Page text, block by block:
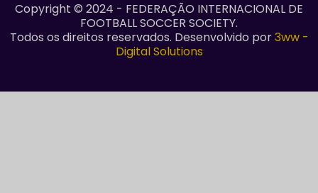
Copyright © 2024 - FEDERAÇÃO INTERNACIONAL DE
FOOTBALL SOCCER SOCIETY.
Todos os direitos reservados. Desenvolvido por3ww -
Digital Solutions